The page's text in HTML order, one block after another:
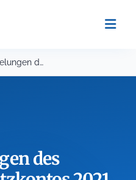
Die Neuregelungen des Pfändungsschutzkontos 2021 ACHTUNG: DAS ONLINE-SEMINAR...
des